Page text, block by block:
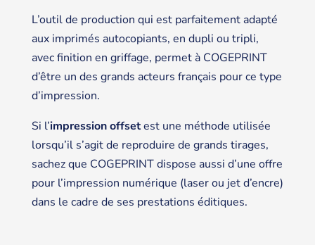
L’outil de production qui est parfaitement adapté
aux imprimés autocopiants, en dupli ou tripli,
avec finition en griffage, permet à COGEPRINT
d’être un des grands acteurs français pour ce type
d’impression.
Si l’impression offsetest une méthode utilisée
lorsqu’il s’agit de reproduire de grands tirages,
sachez que COGEPRINT dispose aussi d’une offre
pour l’impression numérique (laser ou jet d’encre)
dans le cadre de ses prestations éditiques.